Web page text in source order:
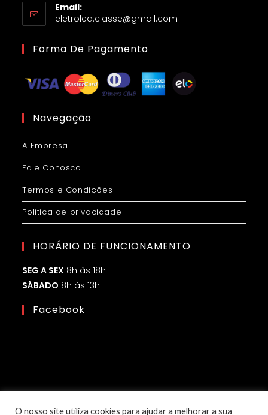
Email:
eletroled.classe@gmail.com
Forma De Pagamento
Navegação
A Empresa
Fale Conosco
Termos e Condições
Política de privacidade
HORÁRIO DE FUNCIONAMENTO
SEG A SEX 8h às 18h
SÁBADO 8h às 13h
Facebook
O nosso site utiliza cookies para ajudar a melhorar a sua